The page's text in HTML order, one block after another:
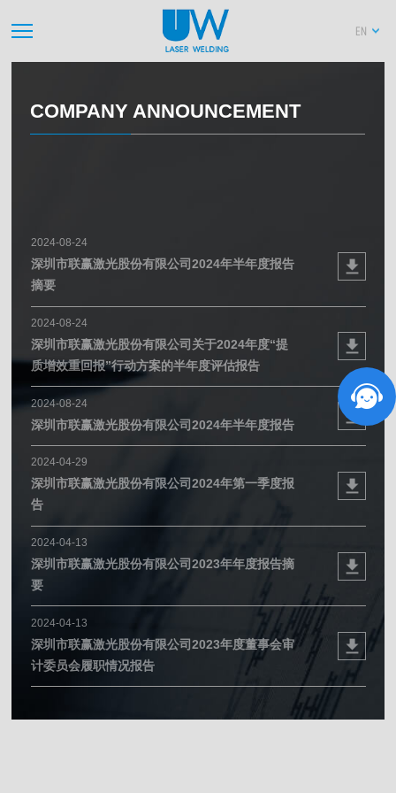
EN
COMPANY ANNOUNCEMENT
2024-08-24
深圳市联赢激光股份有限公司2024年半年度报告
摘要
2024-08-24
深圳市联赢激光股份有限公司关于2024年度“提
质增效重回报”行动方案的半年度评估报告
2024-08-24
深圳市联赢激光股份有限公司2024年半年度报告
2024-04-29
深圳市联赢激光股份有限公司2024年第一季度报
告
2024-04-13
深圳市联赢激光股份有限公司2023年年度报告摘
要
2024-04-13
深圳市联赢激光股份有限公司2023年度董事会审
计委员会履职情况报告
深圳市联赢激光股份有限公司2023年度审计报告